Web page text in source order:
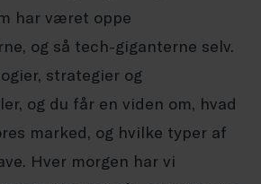
har været oppe
, og så tech-giganterne selv.
strategier og
og du får en viden om, hvad
marked, og hvilke typer af
Hver morgen har vi